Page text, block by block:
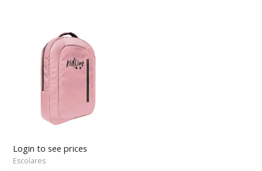
Login to see prices
Escolares